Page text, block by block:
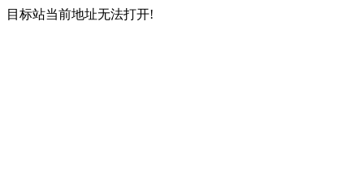
目标站当前地址无法打开!